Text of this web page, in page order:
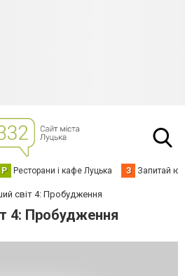
Р Ресторани і кафе Луцька З Запитай
світ 4: Пробудження
4: Пробудження